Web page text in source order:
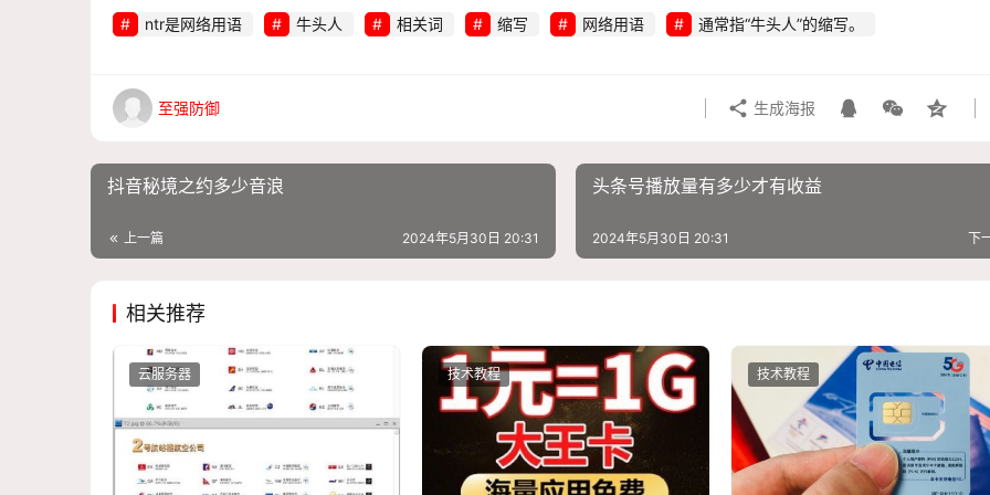
ntr是网络用语 牛头人 相关词 缩写 网络用语 通常指“牛头人”的缩写。
至强防御 生成海报
抖音秘境之约多少音浪
上一篇 2024年5月30日 20:31
头条号播放量有多少才有收益
下
2024年5月30日 20:31
相关推荐
云服务器 技术教程 技术教程